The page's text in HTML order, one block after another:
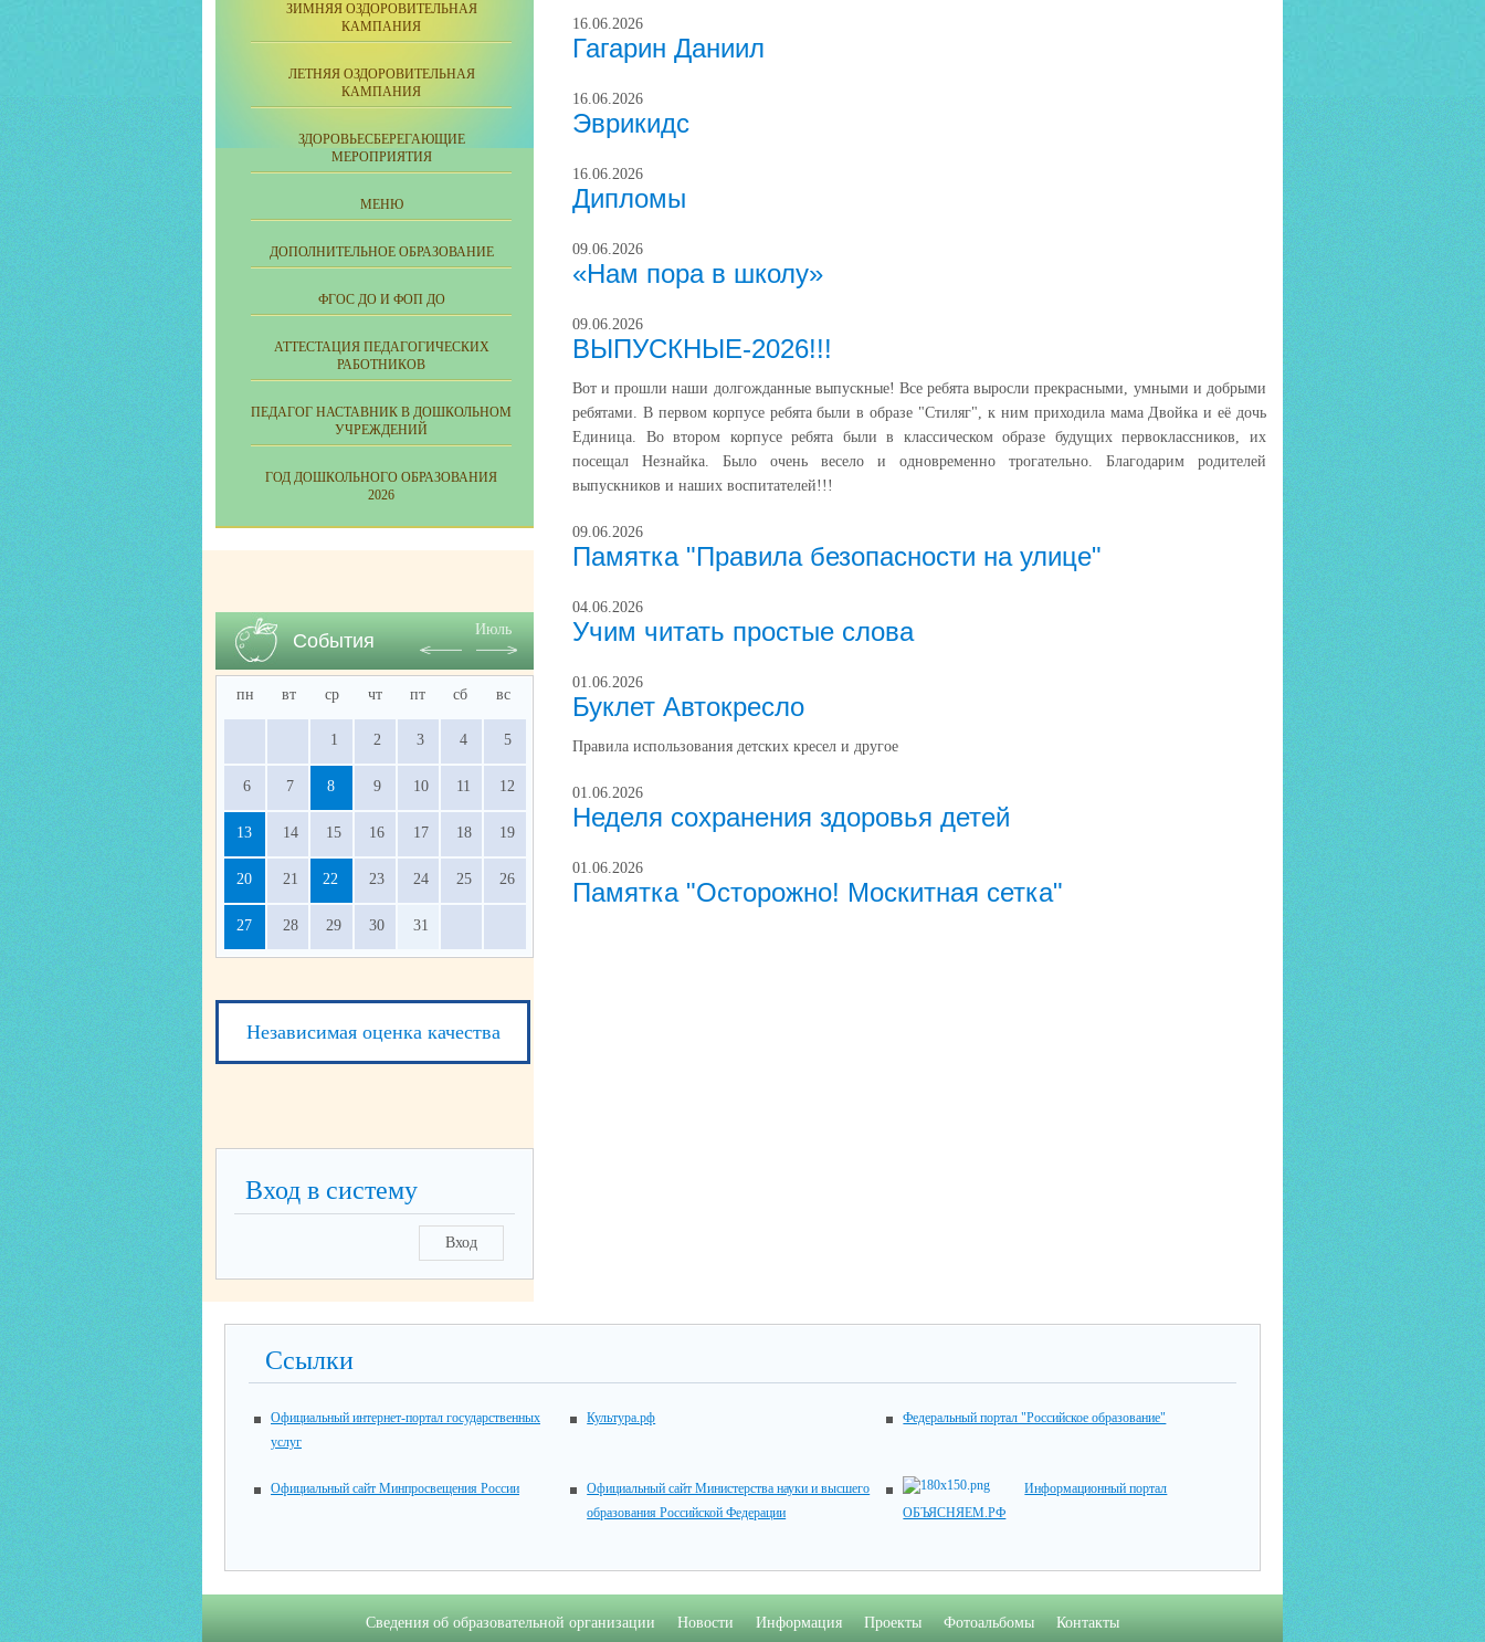
16.06.2026
Гагарин Даниил
16.06.2026
Эврикидс
16.06.2026
Дипломы
09.06.2026
«Нам пора в школу»
09.06.2026
ВЫПУСКНЫЕ-2026!!!
Вот и прошли наши долгожданные выпускные! Все ребята выросли прекрасными, умными и добрыми
ребятами. В первом корпусе ребята были в образе "Стиляг", к ним приходила мама Двойка и её дочь
Единица. Во втором корпусе ребята были в классическом образе будущих первоклассников, их
посещал Незнайка. Было очень весело и одновременно трогательно. Благодарим родителей
выпускников и наших воспитателей!!!
09.06.2026
Памятка "Правила безопасности на улице"
04.06.2026
Учим читать простые слова
01.06.2026
Буклет Автокресло
Правила использования детских кресел и другое
01.06.2026
Неделя сохранения здоровья детей
01.06.2026
Памятка "Осторожно! Москитная сетка"
ЗИМНЯЯ ОЗДОРОВИТЕЛЬНАЯ
КАМПАНИЯ
ЛЕТНЯЯ ОЗДОРОВИТЕЛЬНАЯ
КАМПАНИЯ
ЗДОРОВЬЕСБЕРЕГАЮЩИЕ
МЕРОПРИЯТИЯ
МЕНЮ
ДОПОЛНИТЕЛЬНОЕ ОБРАЗОВАНИЕ
ФГОС ДО И ФОП ДО
АТТЕСТАЦИЯ ПЕДАГОГИЧЕСКИХ
РАБОТНИКОВ
ПЕДАГОГ НАСТАВНИК В ДОШКОЛЬНОМ
УЧРЕЖДЕНИЙ
ГОД ДОШКОЛЬНОГО ОБРАЗОВАНИЯ
2026
События
Июль
пн вт ср чт пт сб вс
1 2 3 4 5
6 7 8 9 10 11 12
13 14 15 16 17 18 19
20 21 22 23 24 25 26
27 28 29 30 31
Независимая оценка качества
Вход в систему
Вход
Ссылки
Официальный интернет-портал государственных
услуг
Культура.рф Федеральный портал "Российское образование"
Официальный сайт Минпросвещения России
Официальный сайт Министерства науки и высшего
образования Российской Федерации
Информационный портал
ОБЪЯСНЯЕМ.РФ
Сведения об образовательной организации Новости Информация Проекты Фотоальбомы Контакты